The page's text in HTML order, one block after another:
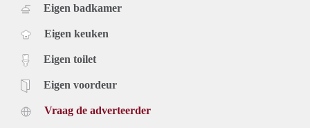
Eigen badkamer
Eigen keuken
Eigen toilet
Eigen voordeur
Vraag de adverteerder